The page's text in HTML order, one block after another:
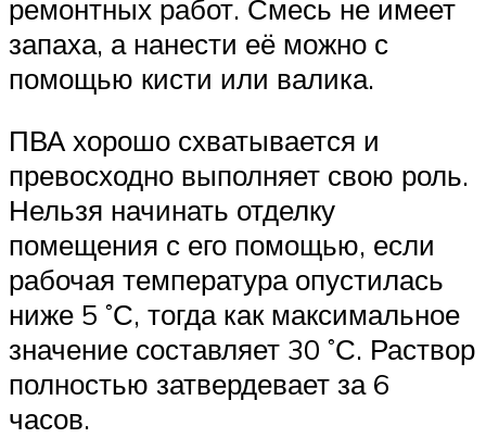
ремонтных работ. Смесь не имеет
запаха, а нанести её можно с
помощью кисти или валика.
ПВА хорошо схватывается и
превосходно выполняет свою роль.
Нельзя начинать отделку
помещения с его помощью, если
рабочая температура опустилась
ниже 5 ˚С, тогда как максимальное
значение составляет 30 ˚С. Раствор
полностью затвердевает за 6
часов.